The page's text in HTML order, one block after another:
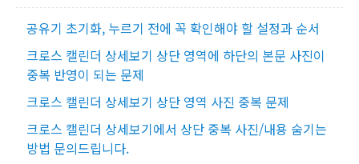
공유기 초기화, 누르기 전에 꼭 확인해야 할 설정과 순서
크로스 캘린더 상세보기 상단 영역에 하단의 본문 사진이
중복 반영이 되는 문제
크로스 캘린더 상세보기 상단 영역 사진 중복 문제
크로스 캘린더 상세보기에서 상단 중복 사진/내용 숨기는
방법 문의드립니다.